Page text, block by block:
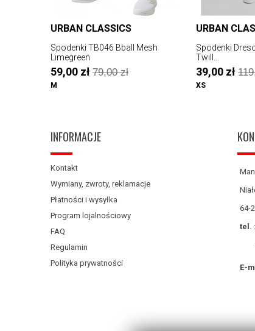
URBAN CLASSICS
Spodenki TB046 Bball Mesh
Limegreen
59,00 zł 79,00 zł
M
URBAN
Spodenki
Twill...
39,00 zł
XS
INFORMACJE
Kontakt
Wymiany, zwroty, reklamacje
Płatności i wysyłka
Program lojalnościowy
FAQ
Regulamin
Polityka prywatności
64-
tel. :
E-